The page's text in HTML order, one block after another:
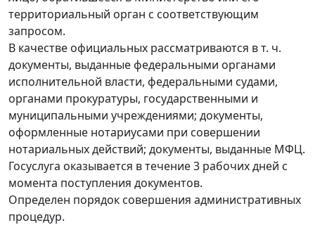
территориальный орган с соответствующим
запросом.
В качестве официальных рассматриваются в т. ч.
документы, выданные федеральными органами
исполнительной власти, федеральными судами,
органами прокуратуры, государственными и
муниципальными учреждениями; документы,
оформленные нотариусами при совершении
нотариальных действий; документы, выданные МФЦ.
Госуслуга оказывается в течение 3 рабочих дней с
момента поступления документов.
Определен порядок совершения административных
процедур.